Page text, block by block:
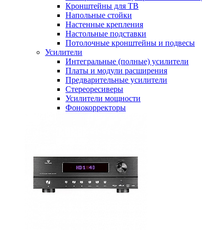
Кронштейны для ТВ
Напольные стойки
Настенные крепления
Настольные подставки
Потолочные кронштейны и подвесы
Усилители
Интегральные (полные) усилители
Платы и модули расширения
Предварительные усилители
Стереоресиверы
Усилители мощности
Фонокорректоры